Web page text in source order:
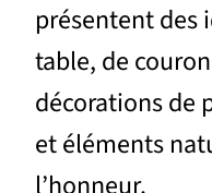
présentent des
table, de
décorations de
et éléments